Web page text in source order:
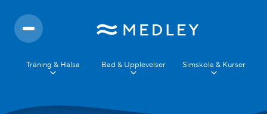
Träning & Hälsa Bad & Upplevelser Simskola & Kurser